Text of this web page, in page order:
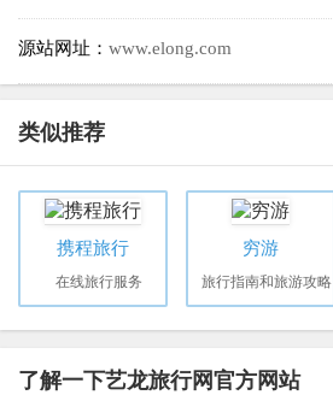
源站网址： www.elong.com
类似推荐
携程旅行
在线旅行服务
穷游
旅行指南和旅游攻略
了解一下艺龙旅行网官方网站